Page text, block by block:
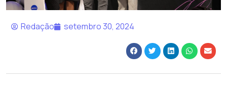
Redação setembro 30, 2024